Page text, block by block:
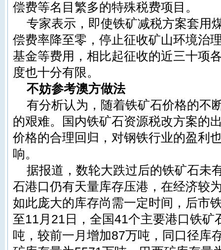
偿费等名目繁多的特殊税费项目。
专家表示，即使铁矿减税方案套用
偿费率降至零，停止征收矿山环境治
基金等费用，相比起征收的近三十项
度也十分有限。
不妨参考澳方做法
有分析认为，随着铁矿石价格的不
的艰难。国内铁矿石资源税改方案的
价格的合理回归，对钢铁行业的盈利
响。
据报道，数轮大跌过后的铁矿石未
石港口仍有天量库存压港，在经济较
如此庞大的库存尚需一定时间，后市
至11月21日，全国41个主要港口铁矿
吨，较前一月增加87万吨，同口径库